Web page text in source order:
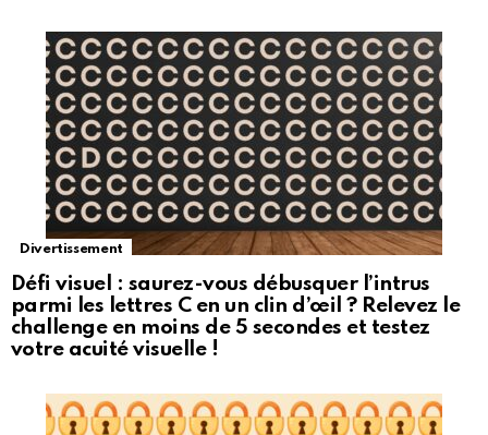
Divertissement
Défi visuel : saurez-vous débusquer l’intrus
parmi les lettres C en un clin d’œil ? Relevez le
challenge en moins de 5 secondes et testez
votre acuité visuelle !